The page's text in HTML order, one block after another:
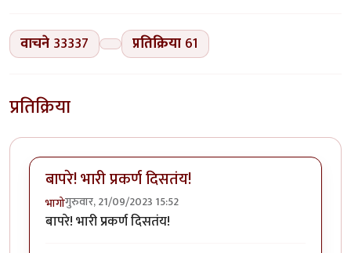
वाचने 33337 प्रतिक्रिया 61
प्रतिक्रिया
बापरे! भारी प्रकर्ण दिसतंय!
भागोगुरुवार, 21/09/2023 15:52
बापरे! भारी प्रकर्ण दिसतंय!